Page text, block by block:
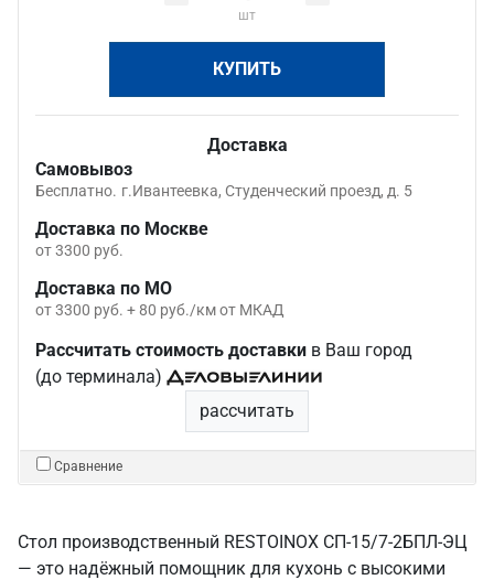
шт
КУПИТЬ
Доставка
Самовывоз
Бесплатно. г.Ивантеевка, Студенческий проезд, д. 5
Доставка по Москве
от 3300 руб.
Доставка по МО
от 3300 руб. + 80 руб./км от МКАД
Рассчитать стоимость доставки в Ваш город
(до терминала)
рассчитать
Сравнение
Стол производственный RESTOINOX СП-15/7-2БПЛ-ЭЦ
— это надёжный помощник для кухонь с высокими